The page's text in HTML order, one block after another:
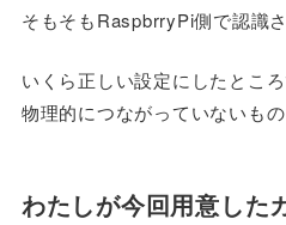
そもそもRaspbrryPi側で認識さ
いくら正しい設定にしたところ
物理的につながっていないも
わたしが今回用意した